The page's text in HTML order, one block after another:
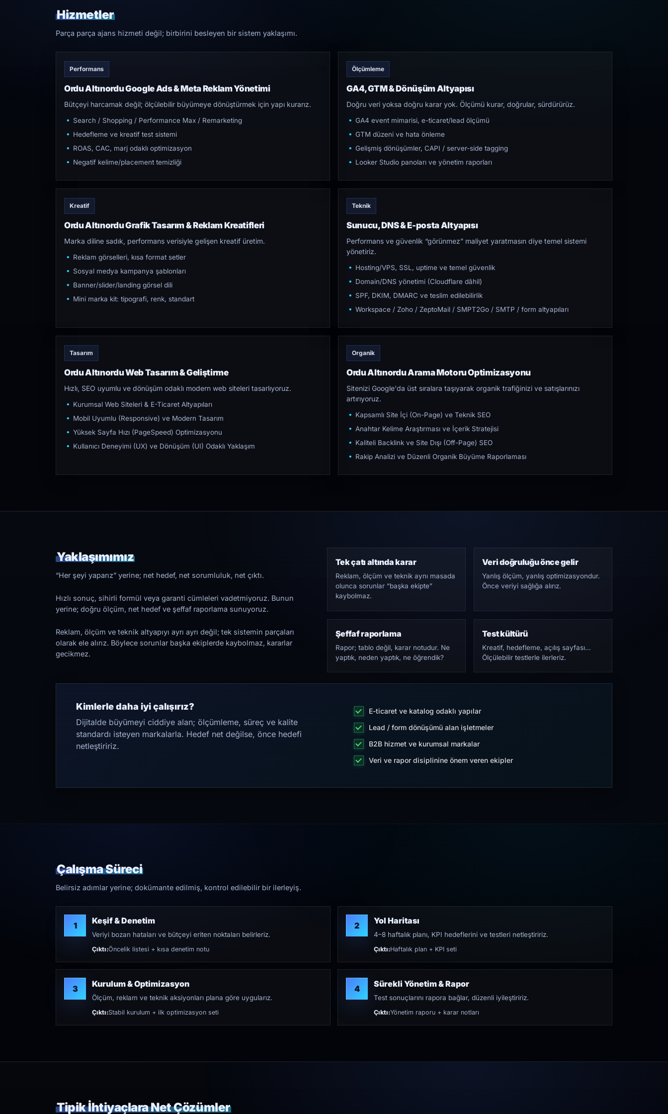
Hizmetler
Parça parça ajans hizmeti değil; birbirini besleyen bir sistem yaklaşımı.
Performans
Ordu Altınordu Google Ads & Meta Reklam Yönetimi
Bütçeyi harcamak değil; ölçülebilir büyümeye dönüştürmek için yapı kurarız.
Search / Shopping / Performance Max / Remarketing
Hedefleme ve kreatif test sistemi
ROAS, CAC, marj odaklı optimizasyon
Negatif kelime/placement temizliği
Ölçümleme
GA4, GTM & Dönüşüm Altyapısı
Doğru veri yoksa doğru karar yok. Ölçümü kurar, doğrular, sürdürürüz.
GA4 event mimarisi, e-ticaret/lead ölçümü
GTM düzeni ve hata önleme
Gelişmiş dönüşümler, CAPI / server-side tagging
Looker Studio panoları ve yönetim raporları
Kreatif
Ordu Altınordu Grafik Tasarım & Reklam Kreatifleri
Marka diline sadık, performans verisiyle gelişen kreatif üretim.
Reklam görselleri, kısa format setler
Sosyal medya kampanya şablonları
Banner/slider/landing görsel dili
Mini marka kit: tipografi, renk, standart
Teknik
Sunucu, DNS & E-posta Altyapısı
Performans ve güvenlik “görünmez” maliyet yaratmasın diye temel sistemi
yönetiriz.
Hosting/VPS, SSL, uptime ve temel güvenlik
Domain/DNS yönetimi (Cloudflare dâhil)
SPF, DKIM, DMARC ve teslim edilebilirlik
Workspace / Zoho / ZeptoMail / SMPT2Go / SMTP / form altyapıları
Tasarım
Ordu Altınordu Web Tasarım & Geliştirme
Hızlı, SEO uyumlu ve dönüşüm odaklı modern web siteleri tasarlıyoruz.
Kurumsal Web Siteleri & E-Ticaret Altyapıları
Mobil Uyumlu (Responsive) ve Modern Tasarım
Yüksek Sayfa Hızı (PageSpeed) Optimizasyonu
Kullanıcı Deneyimi (UX) ve Dönüşüm (UI) Odaklı Yaklaşım
Organik
Ordu Altınordu Arama Motoru Optimizasyonu
Sitenizi Google'da üst sıralara taşıyarak organik trafiğinizi ve satışlarınızı
artırıyoruz.
Kapsamlı Site İçi (On-Page) ve Teknik SEO
Anahtar Kelime Araştırması ve İçerik Stratejisi
Kaliteli Backlink ve Site Dışı (Off-Page) SEO
Rakip Analizi ve Düzenli Organik Büyüme Raporlaması
Yaklaşımımız
“Her şeyi yaparız” yerine; net hedef, net sorumluluk, net çıktı.
Hızlı sonuç, sihirli formül veya garanti cümleleri vadetmiyoruz. Bunun
yerine; doğru ölçüm, net hedef ve şeffaf raporlama sunuyoruz.
Reklam, ölçüm ve teknik altyapıyı ayrı ayrı değil; tek sistemin parçaları
olarak ele alırız. Böylece sorunlar başka ekiplerde kaybolmaz, kararlar
gecikmez.
Tek çatı altında karar
Reklam, ölçüm ve teknik aynı masada
olunca sorunlar “başka ekipte”
kaybolmaz.
Veri doğruluğu önce gelir
Yanlış ölçüm, yanlış optimizasyondur.
Önce veriyi sağlığa alırız.
Şeffaf raporlama
Rapor; tablo değil, karar notudur. Ne
yaptık, neden yaptık, ne öğrendik?
Test kültürü
Kreatif, hedefleme, açılış sayfası…
Ölçülebilir testlerle ilerleriz.
Kimlerle daha iyi çalışırız?
Dijitalde büyümeyi ciddiye alan; ölçümleme, süreç ve kalite
standardı isteyen markalarla. Hedef net değilse, önce hedefi
netleştiririz.
E-ticaret ve katalog odaklı yapılar
Lead / form dönüşümü alan işletmeler
B2B hizmet ve kurumsal markalar
Veri ve rapor disiplinine önem veren ekipler
Çalışma Süreci
Belirsiz adımlar yerine; dokümante edilmiş, kontrol edilebilir bir ilerleyiş.
1 Keşif & Denetim
Veriyi bozan hataları ve bütçeyi eriten noktaları belirleriz.
Çıktı:Öncelik listesi + kısa denetim notu
2 Yol Haritası
4–8 haftalık planı, KPI hedeflerini ve testleri netleştiririz.
Çıktı:Haftalık plan + KPI seti
3 Kurulum & Optimizasyon
Ölçüm, reklam ve teknik aksiyonları plana göre uygularız.
Çıktı:Stabil kurulum + ilk optimizasyon seti
4 Sürekli Yönetim & Rapor
Test sonuçlarını rapora bağlar, düzenli iyileştiririz.
Çıktı:Yönetim raporu + karar notları
Tipik İhtiyaçlara Net Çözümler